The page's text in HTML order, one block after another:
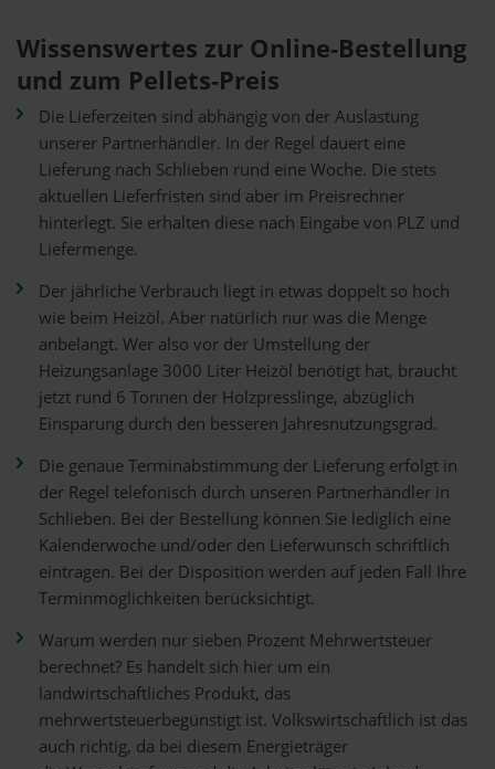
Wissenswertes zur Online-Bestellung
und zum Pellets-Preis
Die Lieferzeiten sind abhängig von der Auslastung
unserer Partnerhändler. In der Regel dauert eine
Lieferung nach Schlieben rund eine Woche. Die stets
aktuellen Lieferfristen sind aber im Preisrechner
hinterlegt. Sie erhalten diese nach Eingabe von PLZ und
Liefermenge.
Der jährliche Verbrauch liegt in etwas doppelt so hoch
wie beim Heizöl. Aber natürlich nur was die Menge
anbelangt. Wer also vor der Umstellung der
Heizungsanlage 3000 Liter Heizöl benötigt hat, braucht
jetzt rund 6 Tonnen der Holzpresslinge, abzüglich
Einsparung durch den besseren Jahresnutzungsgrad.
Die genaue Terminabstimmung der Lieferung erfolgt in
der Regel telefonisch durch unseren Partnerhändler in
Schlieben. Bei der Bestellung können Sie lediglich eine
Kalenderwoche und/oder den Lieferwunsch schriftlich
eintragen. Bei der Disposition werden auf jeden Fall Ihre
Terminmöglichkeiten berücksichtigt.
Warum werden nur sieben Prozent Mehrwertsteuer
berechnet? Es handelt sich hier um ein
landwirtschaftliches Produkt, das
mehrwertsteuerbegünstigt ist. Volkswirtschaftlich ist das
auch richtig, da bei diesem Energieträger